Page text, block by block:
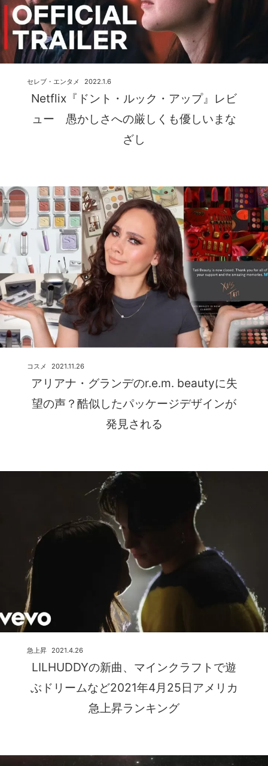
Netflix『ドント・ルック・アップ』レビ
ュー 愚かしさへの厳しくも優しいまな
ざし
2022.1.6
セレブ・エンタメ
アリアナ・グランデのr.e.m. beautyに失
望の声？酷似したパッケージデザインが
発見される
2021.11.26
コスメ
LILHUDDYの新曲、マインクラフトで遊
ぶドリームなど2021年4月25日アメリカ
急上昇ランキング
2021.4.26
急上昇